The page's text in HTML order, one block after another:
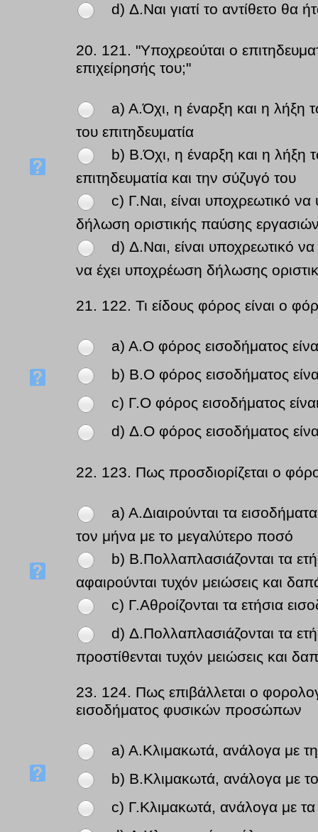
d) Δ.Ναι γιατί το αντίθετο θα
20. 121. "Υποχρεούται ο
επιχείρησής του;"
a) A.Όχι, η έναρξη και η λήξη
του επιτηδευματία
b) B.Όχι, η έναρξη και η λήξη
επιτηδευματία και την σύζυγό του
c) Γ.Ναι, είναι υποχρεωτικό
δήλωση οριστικής παύσης
d) Δ.Ναι, είναι υποχρεωτικό
να έχει υποχρέωση δήλωσης
21. 122. Τι είδους φόρος είναι ο
a) A.Ο φόρος εισοδήματος
b) B.Ο φόρος εισοδήματος
c) Γ.Ο φόρος εισοδήματος
d) Δ.Ο φόρος εισοδήματος
22. 123. Πως προσδιορίζεται ο
a) A.Διαιρούνται τα
τον μήνα με το μεγαλύτερο ποσό
b) B.Πολλαπλασιάζονται τα
αφαιρούνται τυχόν μειώσεις και
c) Γ.Αθροίζονται τα ετήσια
d) Δ.Πολλαπλασιάζονται τα
προστίθενται τυχόν μειώσεις και
23. 124. Πως επιβάλλεται ο
εισοδήματος φυσικών προσώπων
a) A.Κλιμακωτά, ανάλογα με
b) B.Κλιμακωτά, ανάλογα με
c) Γ.Κλιμακωτά, ανάλογα με